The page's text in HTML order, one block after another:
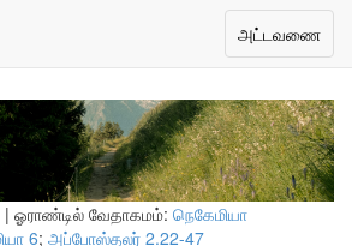
Toggle
navigation
அட்டவணை
நம்பிக்கை
| ஓராண்டில் வேதாகமம்: நெகேமியா
6; அப்போஸ்தலர் 2.22-47